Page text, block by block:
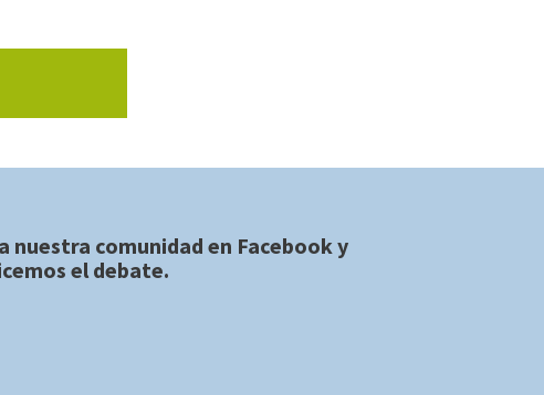
nuestra comunidad en Facebook y
el debate.